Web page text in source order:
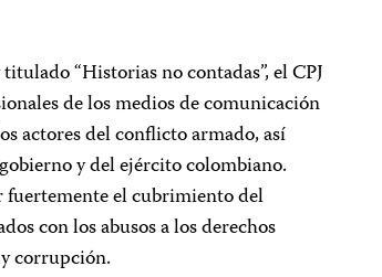
“Historias no contadas”, el CPJ
de los medios de comunicación
actores del conflicto armado, así
y del ejército colombiano.
fuertemente el cubrimiento del
con los abusos a los derechos
corrupción.